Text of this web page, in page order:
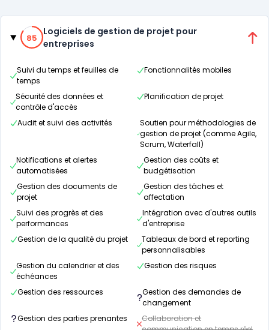
Catégories
85% de compatibilité
85
Logiciels de gestion de projet pour
entreprises
Suivi du temps et feuilles de
temps
Fonctionnalités mobiles
Sécurité des données et
contrôle d'accès
Planification de projet
Audit et suivi des activités
Soutien pour méthodologies de
gestion de projet (comme Agile,
Scrum, Waterfall)
Notifications et alertes
automatisées
Gestion des coûts et
budgétisation
Gestion des documents de
projet
Gestion des tâches et
affectation
Suivi des progrès et des
performances
Intégration avec d'autres outils
d'entreprise
Gestion de la qualité du projet
Tableaux de bord et reporting
personnalisables
Gestion du calendrier et des
échéances
Gestion des risques
Gestion des ressources
Gestion des demandes de
changement
Gestion des parties prenantes
Collaboration et